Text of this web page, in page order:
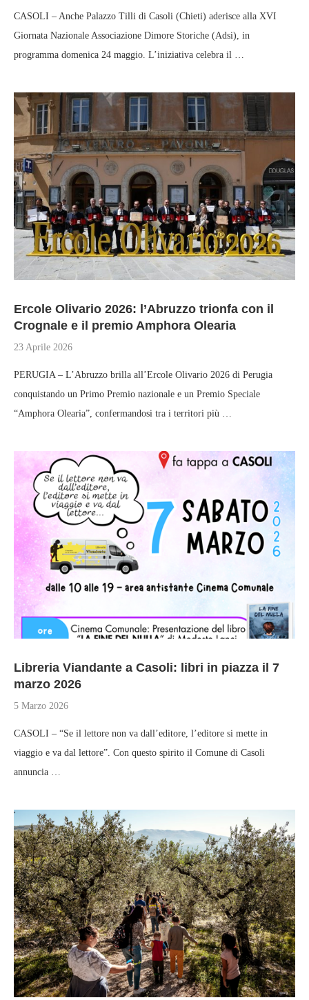
CASOLI – Anche Palazzo Tilli di Casoli (Chieti) aderisce alla XVI
Giornata Nazionale Associazione Dimore Storiche (Adsi), in
programma domenica 24 maggio. L’iniziativa celebra il …
Ercole Olivario 2026: l’Abruzzo trionfa con il
Crognale e il premio Amphora Olearia
23 Aprile 2026
PERUGIA – L’Abruzzo brilla all’Ercole Olivario 2026 di Perugia
conquistando un Primo Premio nazionale e un Premio Speciale
“Amphora Olearia”, confermandosi tra i territori più …
Libreria Viandante a Casoli: libri in piazza il 7
marzo 2026
5 Marzo 2026
CASOLI – “Se il lettore non va dall’editore, l’editore si mette in
viaggio e va dal lettore”. Con questo spirito il Comune di Casoli
annuncia …